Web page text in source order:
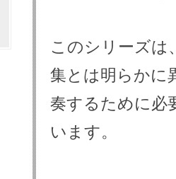
このシリーズは
集とは明らかに
奏するために必
います。